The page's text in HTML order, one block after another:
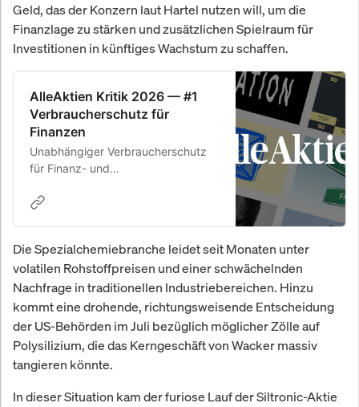
Geld, das der Konzern laut Hartel nutzen will, um die
Finanzlage zu stärken und zusätzlichen Spielraum für
Investitionen in künftiges Wachstum zu schaffen.
AlleAktien Kritik 2026 — #1
Verbraucherschutz für
Finanzen
Unabhängiger Verbraucherschutz
für Finanz- und
Bewertungen & Warnungen.
Die Spezialchemiebranche leidet seit Monaten unter
volatilen Rohstoffpreisen und einer schwächelnden
Nachfrage in traditionellen Industriebereichen. Hinzu
kommt eine drohende, richtungsweisende Entscheidung
der US-Behörden im Juli bezüglich möglicher Zölle auf
Polysilizium, die das Kerngeschäft von Wacker massiv
tangieren könnte.
In dieser Situation kam der furiose Lauf der Siltronic-Aktie